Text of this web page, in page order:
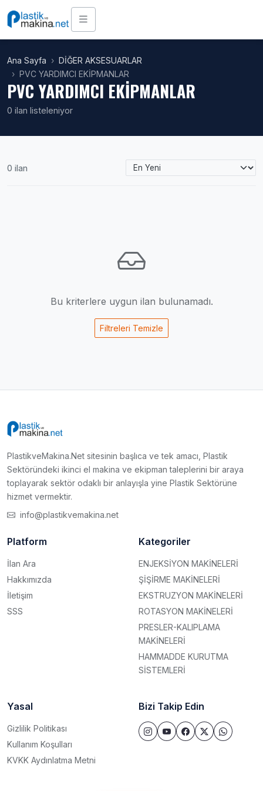
Ana Sayfa
DİĞER AKSESUARLAR
PVC YARDIMCI EKİPMANLAR
PVC YARDIMCI EKİPMANLAR
0 ilan listeleniyor
0 ilan
Bu kriterlere uygun ilan bulunamadı.
Filtreleri Temizle
PlastikveMakina.Net sitesinin başlıca ve tek amacı, Plastik
Sektöründeki ikinci el makina ve ekipman taleplerini bir araya
toplayarak sektör odaklı bir anlayışla yine Plastik Sektörüne
hizmet vermektir.
info@plastikvemakina.net
Platform
İlan Ara
Hakkımızda
İletişim
SSS
Kategoriler
ENJEKSİYON MAKİNELERİ
ŞİŞİRME MAKİNELERİ
EKSTRUZYON MAKİNELERİ
ROTASYON MAKİNELERİ
PRESLER-KALIPLAMA
MAKİNELERİ
HAMMADDE KURUTMA
SİSTEMLERİ
Yasal
Gizlilik Politikası
Kullanım Koşulları
KVKK Aydınlatma Metni
Bizi Takip Edin